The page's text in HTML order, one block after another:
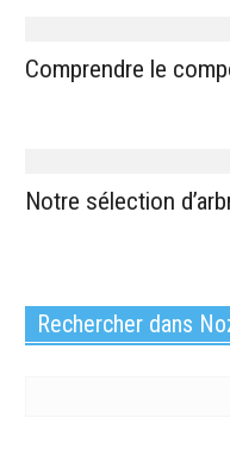
Comprendre le
Notre sélection
Rechercher dans